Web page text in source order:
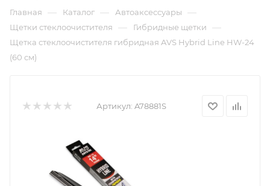
Главная — Каталог — Автоаксессуары —
Щетки стеклоочистителя — Гибридные щетки —
Щетка стеклоочистителя гибридная AVS Hybrid Line HW-24
(60 см)
Артикул: A78881S